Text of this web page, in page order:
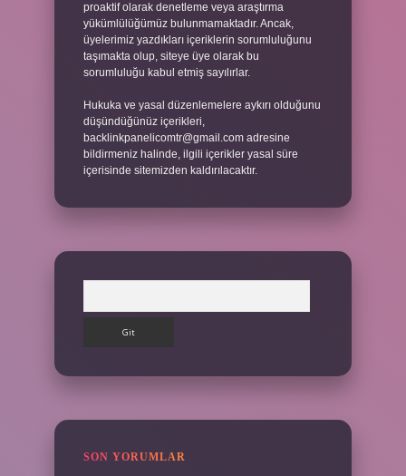
proaktif olarak denetleme veya araştırma
yükümlülüğümüz bulunmamaktadır. Ancak,
üyelerimiz yazdıkları içeriklerin sorumluluğunu
taşımakta olup, siteye üye olarak bu
sorumluluğu kabul etmiş sayılırlar.
Hukuka ve yasal düzenlemelere aykırı olduğunu
düşündüğünüz içerikleri,
backlinkpanelicomtr@gmail.com adresine
bildirmeniz halinde, ilgili içerikler yasal süre
içerisinde sitemizden kaldırılacaktır.
SON YORUMLAR